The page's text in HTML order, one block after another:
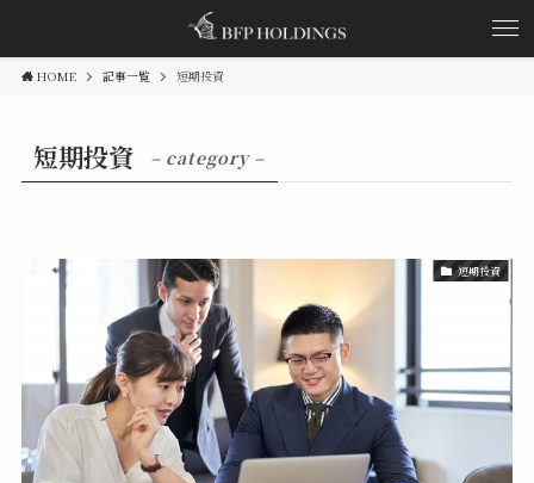
HOME 記事一覧 短期投資
短期投資 – category –
短期投資